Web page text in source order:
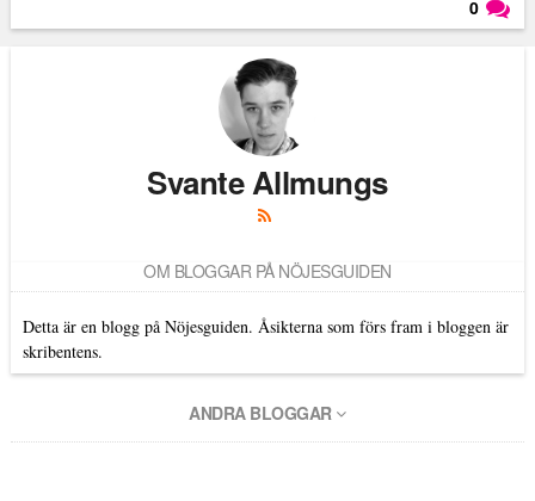
0
Svante Allmungs
OM BLOGGAR PÅ NÖJESGUIDEN
Detta är en blogg på Nöjesguiden. Åsikterna som förs fram i bloggen är
skribentens.
ANDRA BLOGGAR